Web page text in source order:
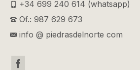
+34 699 240 614 (whatsapp)
Of.: 987 629 673
info @ piedrasdelnorte com